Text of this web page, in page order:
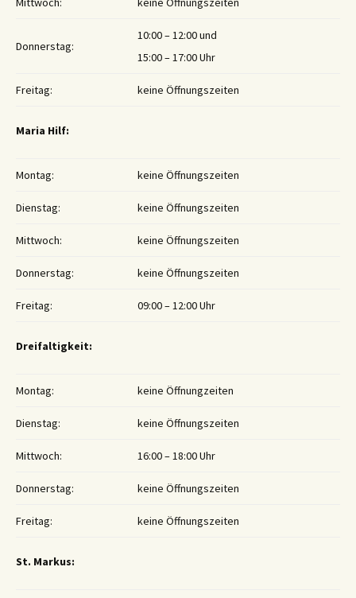
Donnerstag:
10:00 – 12:00 und
15:00 – 17:00 Uhr
Freitag: keine Öffnungszeiten
Maria Hilf:
Montag: keine Öffnungszeiten
Dienstag: keine Öffnungszeiten
Mittwoch: keine Öffnungszeiten
Donnerstag: keine Öffnungszeiten
Freitag: 09:00 – 12:00 Uhr
Dreifaltigkeit:
Montag: keine Öffnungzeiten
Dienstag: keine Öffnungszeiten
Mittwoch: 16:00 – 18:00 Uhr
Donnerstag: keine Öffnungszeiten
Freitag: keine Öffnungszeiten
St. Markus: